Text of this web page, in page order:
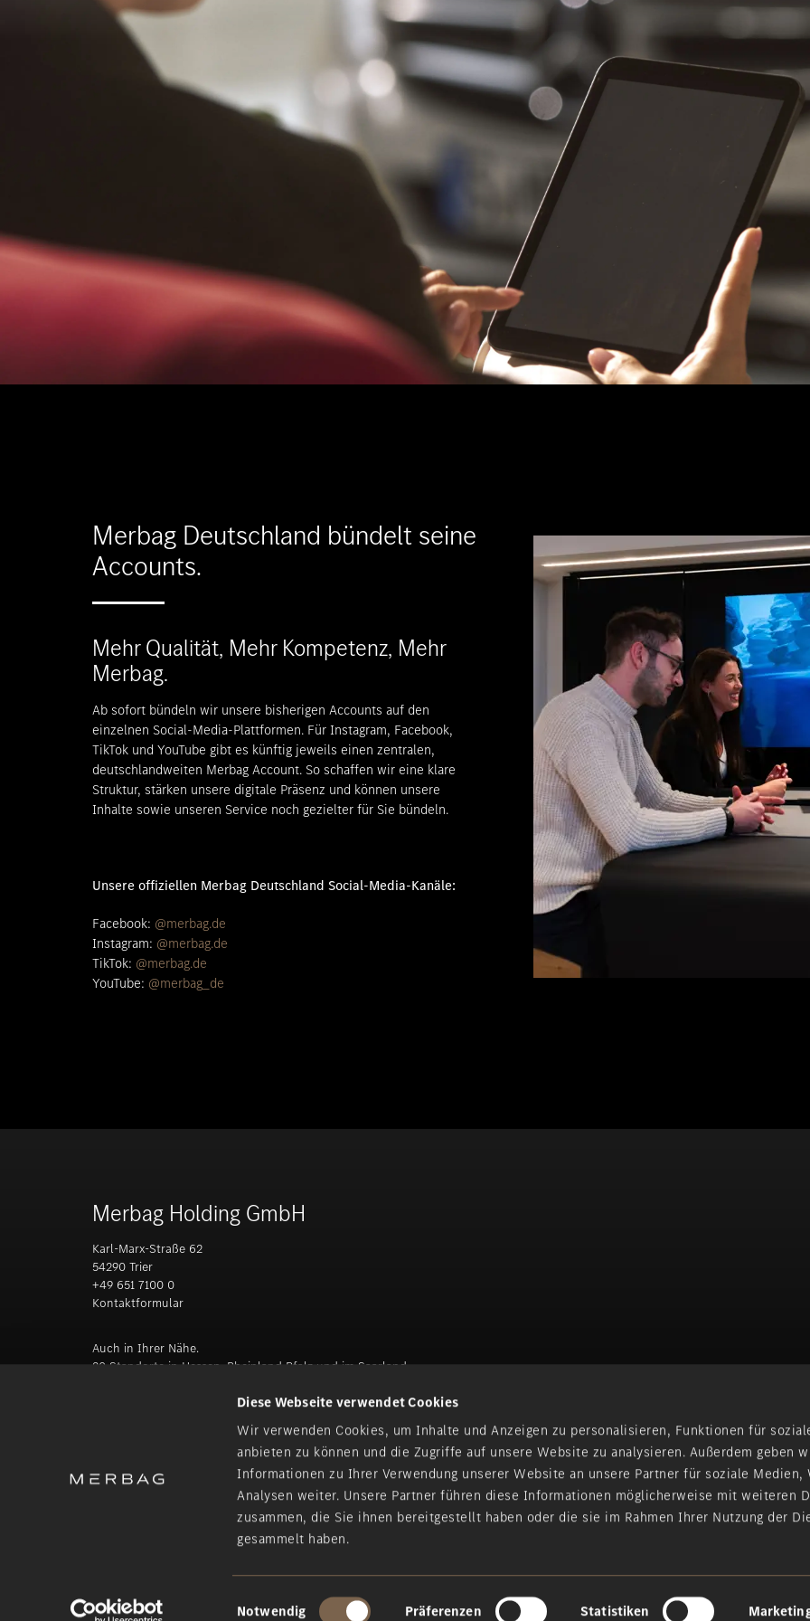
Diese Webseite verwendet Cookies
Wir verwenden Cookies, um Inhalte und Anzeigen zu personalisieren, Funktionen für
anbieten zu können und die Zugriffe auf unsere Website zu analysieren. Außerdem geben
Informationen zu Ihrer Verwendung unserer Website an unsere Partner für soziale Medien,
Analysen weiter. Unsere Partner führen diese Informationen möglicherweise mit weiteren
zusammen, die Sie ihnen bereitgestellt haben oder die sie im Rahmen Ihrer Nutzung der
gesammelt haben.
Einwilligungsauswahl
Notwendig Präferenzen Statistiken
Mercedes-Maybach
Fahrzeugarten
Modellklassen
Mercedes-Benz
smart #1
Probefahrt vereinbaren
Fahrzeug konfigurieren
Flotten- & Geschäftskunden
Garantie
Wartung & Reparatur
Servicetermin buchen
Beratungstermin vereinbaren
Merbag Deutschland bündelt seine
Accounts.
Mehr Qualität, Mehr Kompetenz, Mehr
Merbag.
Ab sofort bündeln wir unsere bisherigen Accounts auf den
einzelnen Social-Media-Plattformen. Für Instagram, Facebook,
TikTok und YouTube gibt es künftig jeweils einen zentralen,
deutschlandweiten Merbag Account. So schaffen wir eine klare
Struktur, stärken unsere digitale Präsenz und können unsere
Inhalte sowie unseren Service noch gezielter für Sie bündeln.
Unsere offiziellen Merbag Deutschland Social-Media-Kanäle:
Facebook: @merbag.de
Instagram: @merbag.de
TikTok: @merbag.de
YouTube: @merbag_de
Merbag Holding GmbH
Karl-Marx-Straße 62
54290 Trier
+49 651 7100 0
Kontaktformular
Auch in Ihrer Nähe.
20 Standorte in Hessen, Rheinland Pfalz und im Saarland
Alzey | Andernach | Bad Neuenahr-Ahrweiler | Bitburg | Daun | Idstein | Limburg an der
Lahn | Mainz | Mayen | Merzig | Neuwied | Schierstein | Sinzig | Taunusstein | Trier | Trier-
Euren | Westerburg | Weilburg | Wiesbaden | Wittlich
Zu den Standorten